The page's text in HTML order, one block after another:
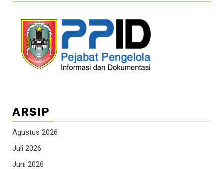
ARSIP
Agustus 2026
Juli 2026
Juni 2026